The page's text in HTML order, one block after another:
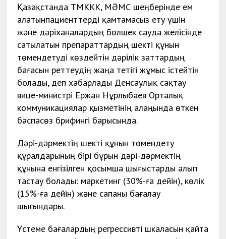
Қазақстанда ТМККК, МӘМС шеңберінде ем
алатынпациенттерді қамтамасыз ету үшін
және дәріханалардың бөлшек сауда желісінде
сатылатын препараттардың шекті құнын
төмендетуді көздейтін дәрілік заттардың
бағасын реттеудің жаңа тетігі жұмыс істейтін
болады, деп хабарлады Денсаулық сақтау
вице-министрі Ержан Нұрлыбаев Орталық
коммуникациялар қызметінің алаңында өткен
баспасөз брифингі барысында.
Дәрі-дәрмектің шекті құнын төмендету
құралдарының бірі бұрын дәрі-дәрмектің
құнына енгізілген қосымша шығыстарды алып
тастау болады: маркетинг (30%-ға дейін), көлік
(15%-ға дейін) және сапаны бағалау
шығындары.
Үстеме бағалардың регрессивті шкаласын қайта